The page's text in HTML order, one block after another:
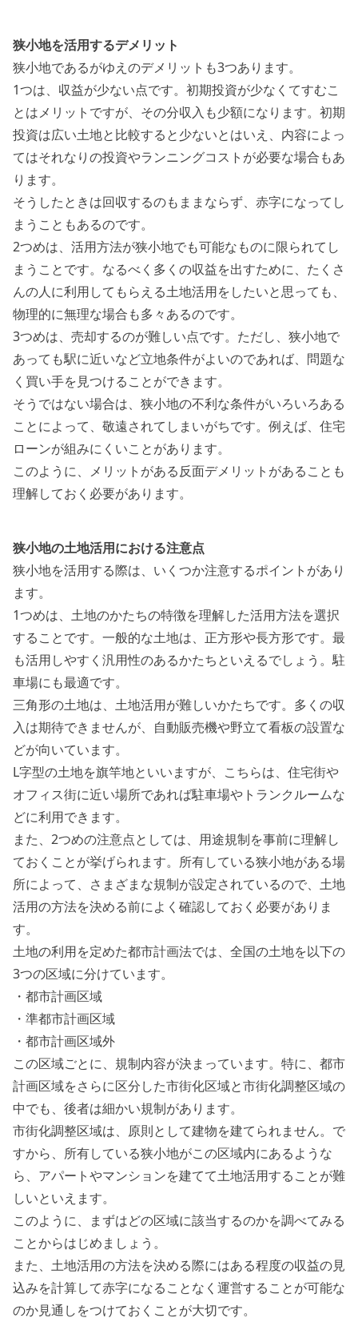
狭小地を活用するデメリット
狭小地であるがゆえのデメリットも3つあります。
1つは、収益が少ない点です。初期投資が少なくてすむこ
とはメリットですが、その分収入も少額になります。初期
投資は広い土地と比較すると少ないとはいえ、内容によっ
てはそれなりの投資やランニングコストが必要な場合もあ
ります。
そうしたときは回収するのもままならず、赤字になってし
まうこともあるのです。
2つめは、活用方法が狭小地でも可能なものに限られてし
まうことです。なるべく多くの収益を出すために、たくさ
んの人に利用してもらえる土地活用をしたいと思っても、
物理的に無理な場合も多々あるのです。
3つめは、売却するのが難しい点です。ただし、狭小地で
あっても駅に近いなど立地条件がよいのであれば、問題な
く買い手を見つけることができます。
そうではない場合は、狭小地の不利な条件がいろいろある
ことによって、敬遠されてしまいがちです。例えば、住宅
ローンが組みにくいことがあります。
このように、メリットがある反面デメリットがあることも
理解しておく必要があります。
狭小地の土地活用における注意点
狭小地を活用する際は、いくつか注意するポイントがあり
ます。
1つめは、土地のかたちの特徴を理解した活用方法を選択
することです。一般的な土地は、正方形や長方形です。最
も活用しやすく汎用性のあるかたちといえるでしょう。駐
車場にも最適です。
三角形の土地は、土地活用が難しいかたちです。多くの収
入は期待できませんが、自動販売機や野立て看板の設置な
どが向いています。
L字型の土地を旗竿地といいますが、こちらは、住宅街や
オフィス街に近い場所であれば駐車場やトランクルームな
どに利用できます。
また、2つめの注意点としては、用途規制を事前に理解し
ておくことが挙げられます。所有している狭小地がある場
所によって、さまざまな規制が設定されているので、土地
活用の方法を決める前によく確認しておく必要がありま
す。
土地の利用を定めた都市計画法では、全国の土地を以下の
3つの区域に分けています。
・都市計画区域
・準都市計画区域
・都市計画区域外
この区域ごとに、規制内容が決まっています。特に、都市
計画区域をさらに区分した市街化区域と市街化調整区域の
中でも、後者は細かい規制があります。
市街化調整区域は、原則として建物を建てられません。で
すから、所有している狭小地がこの区域内にあるような
ら、アパートやマンションを建てて土地活用することが難
しいといえます。
このように、まずはどの区域に該当するのかを調べてみる
ことからはじめましょう。
また、土地活用の方法を決める際にはある程度の収益の見
込みを計算して赤字になることなく運営することが可能な
のか見通しをつけておくことが大切です。